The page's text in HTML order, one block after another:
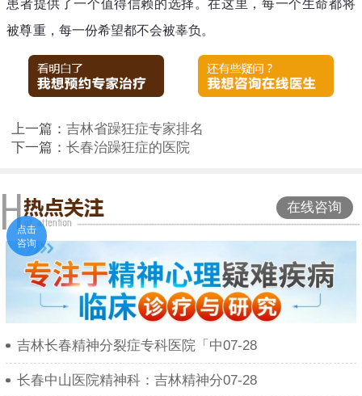
被尊重，每一份希望都不会被辜负。
上一篇： 吉林省躁狂症专家排名
下一篇： 长春治躁狂症的医院
在线咨询
吉林长春精神分裂症专科医院「中07-28
长春中山医院精神科：吉林精神分07-28
点击
咨询